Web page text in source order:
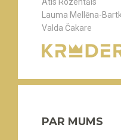
Lauma Mellēna-
Valda Čakare
PAR MUMS